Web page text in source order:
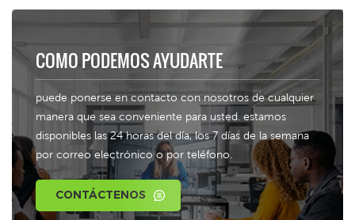
COMO PODEMOS AYUDARTE
puede ponerse en contacto con nosotros de cualquier
manera que sea conveniente para usted. estamos
disponibles las 24 horas del día, los 7 días de la semana
por correo electrónico o por teléfono.
CONTÁCTENOS